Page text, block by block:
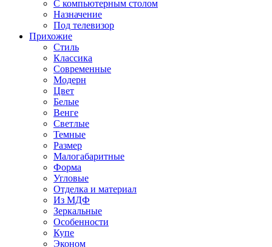
С компьютерным столом
Назначение
Под телевизор
Прихожие
Стиль
Классика
Современные
Модерн
Цвет
Белые
Венге
Светлые
Темные
Размер
Малогабаритные
Форма
Угловые
Отделка и материал
Из МДФ
Зеркальные
Особенности
Купе
Эконом